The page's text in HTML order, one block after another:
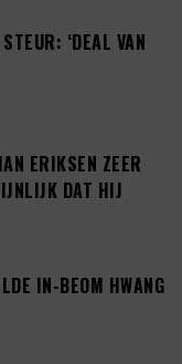
‘DEAL VAN
ERIKSEN ZEER
DAT HIJ
IN-BEOM HWANG